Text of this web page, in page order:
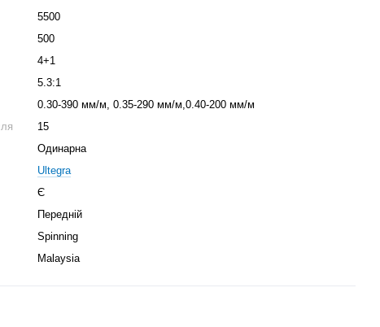
5500
500
4+1
5.3:1
0.30-390 мм/м, 0.35-290 мм/м,0.40-200 мм/м
15
Одинарна
Ultegra
Є
Передній
Spinning
Malaysia